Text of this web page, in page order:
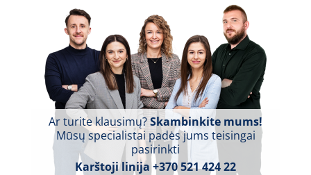
Ar turite klausimų?Skambinkite mums!
Mūsų specialistai padės jums teisingai
pasirinkti
Karštoji linija +370 521 424 22